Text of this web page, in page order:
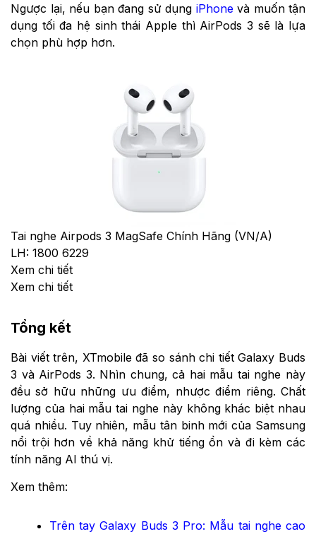
Ngược lại, nếu bạn đang sử dụng iPhonevà muốn tận
dụng tối đa hệ sinh thái Apple thì AirPods 3 sẽ là lựa
chọn phù hợp hơn.
Tai nghe Airpods 3 MagSafe Chính Hãng (VN/A)
LH: 1800 6229
Xem chi tiết
Xem chi tiết
Tổng kết
Bài viết trên, XTmobile đã so sánh chi tiết Galaxy Buds
3 và AirPods 3. Nhìn chung, cả hai mẫu tai nghe này
đều sở hữu những ưu điểm, nhược điểm riêng. Chất
lượng của hai mẫu tai nghe này không khác biệt nhau
quá nhiều. Tuy nhiên, mẫu tân binh mới của Samsung
nổi trội hơn về khả năng khử tiếng ồn và đi kèm các
tính năng AI thú vị.
Xem thêm:
Trên tay Galaxy Buds 3 Pro: Mẫu tai nghe cao